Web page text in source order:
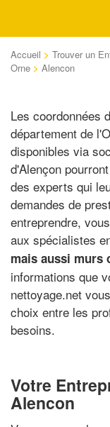
Accueil > Trouver un
Orne > Alencon
Les coordonnées
département de
disponibles via
d'Alençon
des experts qui
demandes de
entreprendre,
aux spécialistes
mais aussi murs
informations que
nettoyage.net
choix entre les
besoins.
Votre
Alencon